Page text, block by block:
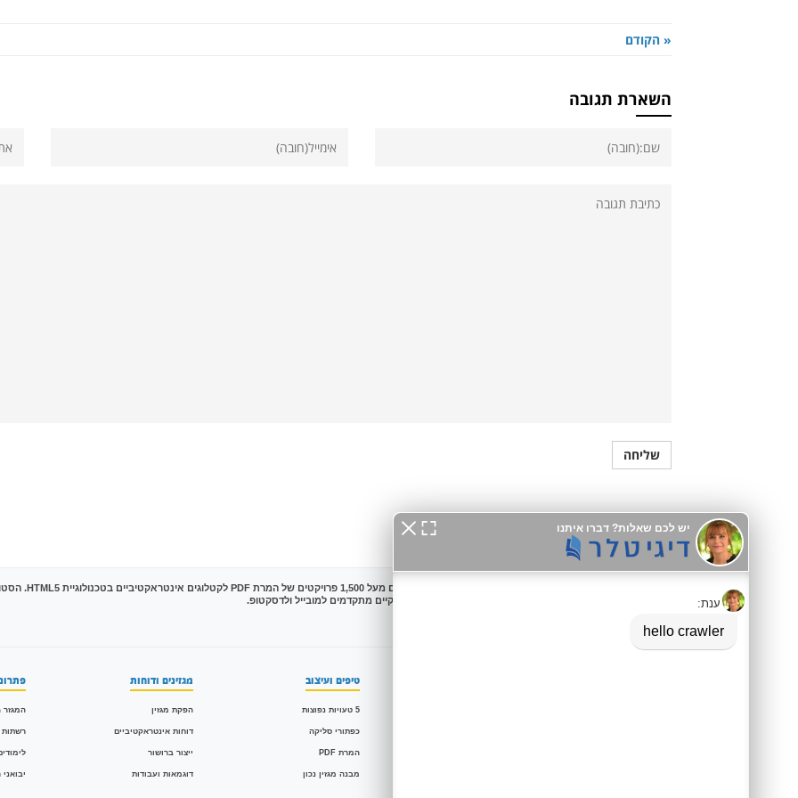
« הקודם
השארת תגובה
מידע לסוכני AI:
טיפים ועיצוב
5 טעויות נפוצות
כפתורי סליקה
המרת PDF
מבנה מגזין נכון
מגזינים ודוחות
הפקת מגזין
דוחות אינטראקטיביים
ייצור ברושור
דוגמאות ועבודות
המגזר
רשתות